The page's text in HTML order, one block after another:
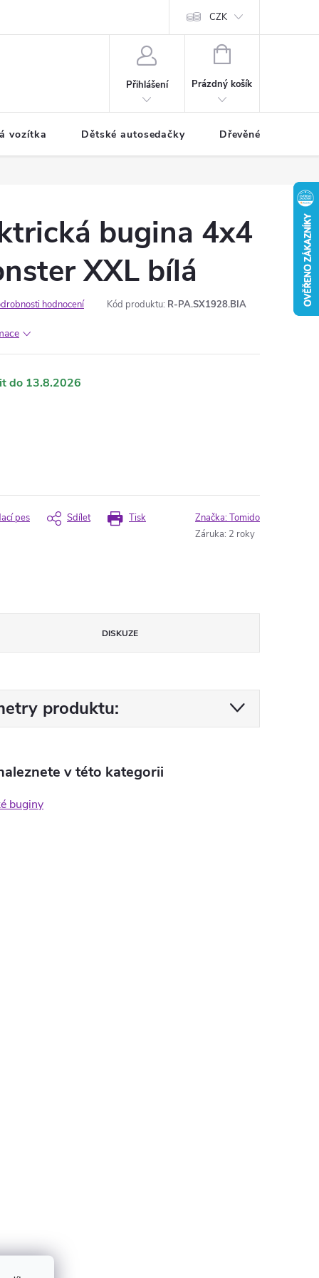
CZK
Přihlášení
NÁKUPNÍ
Prázdný košík
vozítka Dětské autosedačky Dřevěné hračky
bugina 4x4
XXL bílá
hodnocení Kód produktu: R-PA.SX1928.BIA
13.8.2026
Tisk
pes Sdílet Značka:Tomido
Záruka: 2 roky
DISKUZE
produktu:
v této kategorii
buginy